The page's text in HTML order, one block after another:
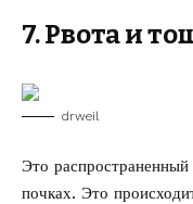
7. Рвота и
drweil
Это
почках. Это